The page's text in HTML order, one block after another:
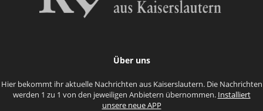
Über uns
Hier bekommt ihr aktuelle Nachrichten aus Kaiserslautern. Die Nachrichten
werden 1 zu 1 von den jeweiligen Anbietern übernommen. Installiert
unsere neue APP